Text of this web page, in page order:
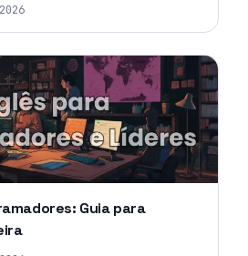
Guia para